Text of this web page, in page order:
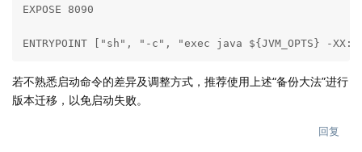
EXPOSE 8090
ENTRYPOINT ["sh", "-c", "exec java ${JVM_OPTS}
若不熟悉启动命令的差异及调整方式，推荐使用上述“备份大法”进行
版本迁移，以免启动失败。
回复